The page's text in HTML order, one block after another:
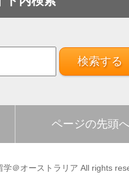
ページの先頭
＠オーストラリア All rights